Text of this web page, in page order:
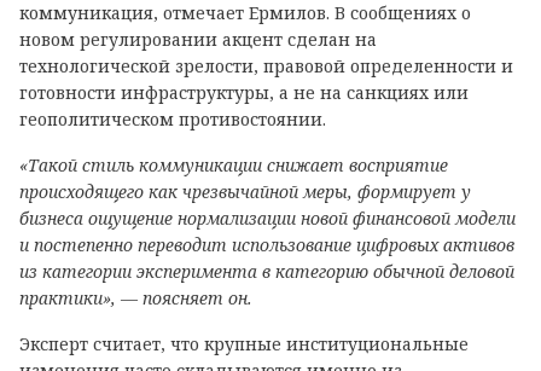
коммуникация, отмечает Ермилов. В сообщениях о
новом регулировании акцент сделан на
технологической зрелости, правовой определенности и
готовности инфраструктуры, а не на санкциях или
геополитическом противостоянии.
«Такой стиль коммуникации снижает восприятие
происходящего как чрезвычайной меры, формирует у
бизнеса ощущение нормализации новой финансовой модели
и постепенно переводит использование цифровых активов
из категории эксперимента в категорию обычной деловой
практики», — поясняет он.
Эксперт считает, что крупные институциональные